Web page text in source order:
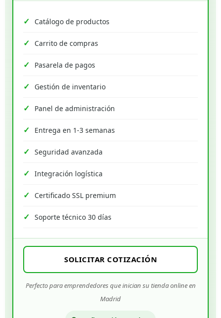
Catálogo de productos
Carrito de compras
Pasarela de pagos
Gestión de inventario
Panel de administración
Entrega en 1-3 semanas
Seguridad avanzada
Integración logística
Certificado SSL premium
Soporte técnico 30 días
SOLICITAR COTIZACIÓN
Perfecto para emprendedores que inician su tienda online en
Madrid